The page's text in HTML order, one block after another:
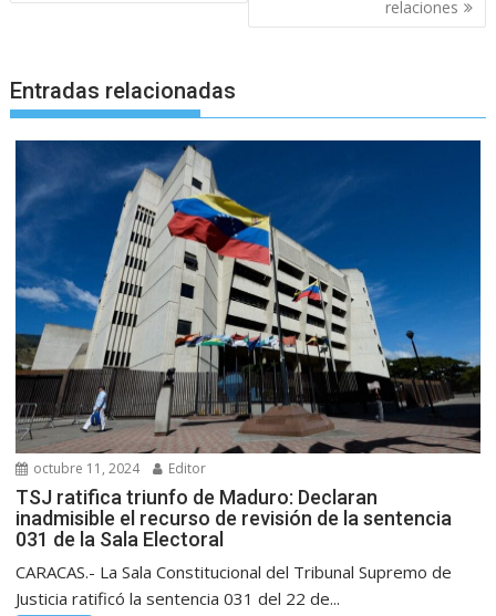
relaciones
Entradas relacionadas
octubre 11, 2024 Editor
TSJ ratifica triunfo de Maduro: Declaran
inadmisible el recurso de revisión de la sentencia
031 de la Sala Electoral
CARACAS.- La Sala Constitucional del Tribunal Supremo de
Justicia ratificó la sentencia 031 del 22 de...